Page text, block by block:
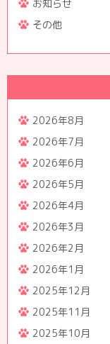
お知らせ
その他
2026年8月
2026年7月
2026年6月
2026年5月
2026年4月
2026年3月
2026年2月
2026年1月
2025年12月
2025年11月
2025年10月